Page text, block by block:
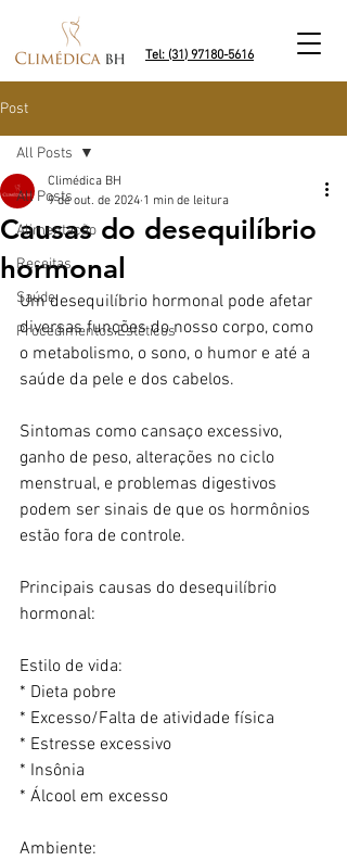
Tel: (31) 97180-5616
Post
All Posts
Alimentação
Receitas
Saúde
Procedimentos Estéticos
All Posts
Causas do desequilíbrio
hormonal
Climédica BH
9 de out. de 2024 1 min de leitura
Um desequilíbrio hormonal pode afetar
diversas funções do nosso corpo, como
o metabolismo, o sono, o humor e até a
saúde da pele e dos cabelos.
Sintomas como cansaço excessivo,
ganho de peso, alterações no ciclo
menstrual, e problemas digestivos
podem ser sinais de que os hormônios
estão fora de controle.
Principais causas do desequilíbrio
hormonal:
Estilo de vida:
* Dieta pobre
* Excesso/Falta de atividade física
* Estresse excessivo
* Insônia
* Álcool em excesso
Ambiente: